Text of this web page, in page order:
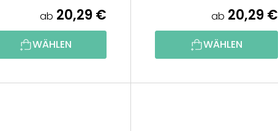
ab 20,29 €
WÄHLEN
ab 20,29 €
WÄHLEN